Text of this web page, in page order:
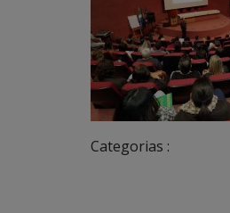
Categorias :